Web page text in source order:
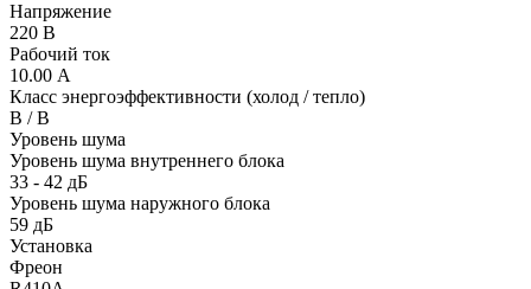
Напряжение
220 В
Рабочий ток
10.00 А
Класс энергоэффективности (холод / тепло)
B / B
Уровень шума
Уровень шума внутреннего блока
33 - 42 дБ
Уровень шума наружного блока
59 дБ
Установка
Фреон